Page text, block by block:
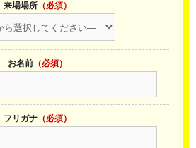
来場場所 （必須）
お名前 （必須）
フリガナ （必須）